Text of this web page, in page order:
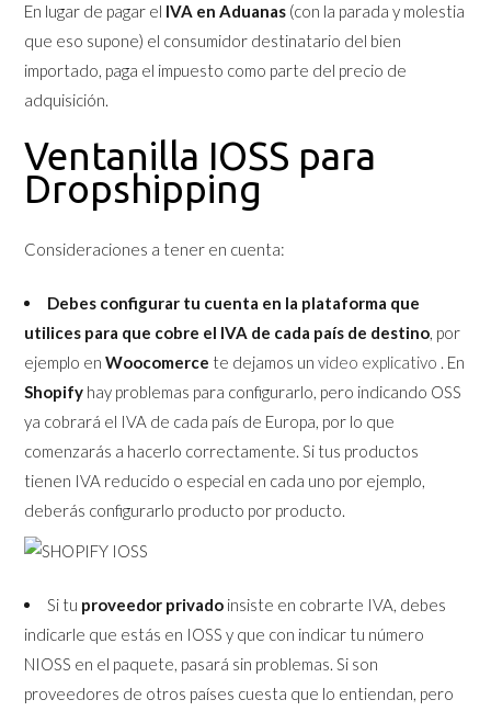
En lugar de pagar el IVA en Aduanas (con la parada y molestia
que eso supone) el consumidor destinatario del bien
importado, paga el impuesto como parte del precio de
adquisición.
Ventanilla IOSS para
Dropshipping
Consideraciones a tener en cuenta:
Debes configurar tu cuenta en la plataforma que
utilices para que cobre el IVA de cada país de destino, por
ejemplo enWoocomerce te dejamos unvideo explicativo . En
Shopify hay problemas para configurarlo, pero indicando OSS
ya cobrará el IVA de cada país de Europa, por lo que
comenzarás a hacerlo correctamente. Si tus productos
tienen IVA reducido o especial en cada uno por ejemplo,
deberás configurarlo producto por producto.
Si tu proveedor privado insiste en cobrarte IVA, debes
indicarle que estás en IOSS y que con indicar tu número
NIOSS en el paquete, pasará sin problemas. Si son
proveedores de otros países cuesta que lo entiendan, pero